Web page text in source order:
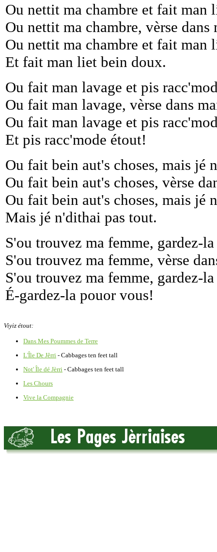
Ou nettit ma chambre et fait man
Ou nettit ma chambre, vèrse dans
Ou nettit ma chambre et fait man
Et fait man liet bein doux.
Ou fait man lavage et pis
Ou fait man lavage, vèrse dans
Ou fait man lavage et pis
Et pis racc'mode étout!
Ou fait bein aut's choses, mais jé
Ou fait bein aut's choses, vèrse
Ou fait bein aut's choses, mais jé
Mais jé n'dithai pas tout.
S'ou trouvez ma femme, gardez-
S'ou trouvez ma femme, vèrse
S'ou trouvez ma femme, gardez-
É-gardez-la pouor vous!
Viyiz étout:
Dans Mes Poummes de Terre
L'Île De Jêrri - Cabbages ten feet tall
Not' Île dé Jèrri - Cabbages ten feet tall
Les Chours
Vive la Compagnie